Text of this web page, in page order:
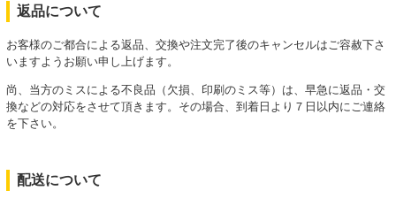
返品について
お客様のご都合による返品、交換や注文完了後のキャンセルはご容赦下さ
いますようお願い申し上げます。
尚、当方のミスによる不良品（欠損、印刷のミス等）は、早急に返品・交
換などの対応をさせて頂きます。その場合、到着日より７日以内にご連絡
を下さい。
配送について